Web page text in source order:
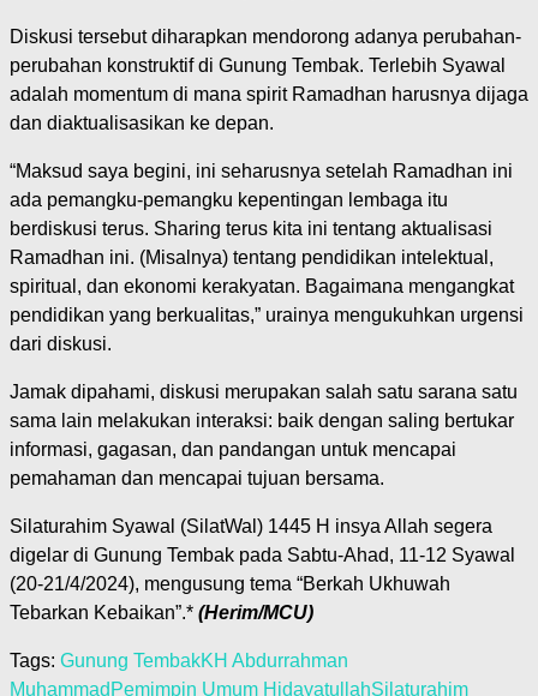
Diskusi tersebut diharapkan mendorong adanya perubahan-
perubahan konstruktif di Gunung Tembak. Terlebih Syawal
adalah momentum di mana spirit Ramadhan harusnya dijaga
dan diaktualisasikan ke depan.
“Maksud saya begini, ini seharusnya setelah Ramadhan ini
ada pemangku-pemangku kepentingan lembaga itu
berdiskusi terus. Sharing terus kita ini tentang aktualisasi
Ramadhan ini. (Misalnya) tentang pendidikan intelektual,
spiritual, dan ekonomi kerakyatan. Bagaimana mengangkat
pendidikan yang berkualitas,” urainya mengukuhkan urgensi
dari diskusi.
Jamak dipahami, diskusi merupakan salah satu sarana satu
sama lain melakukan interaksi: baik dengan saling bertukar
informasi, gagasan, dan pandangan untuk mencapai
pemahaman dan mencapai tujuan bersama.
Silaturahim Syawal (SilatWal) 1445 H insya Allah segera
digelar di Gunung Tembak pada Sabtu-Ahad, 11-12 Syawal
(20-21/4/2024), mengusung tema “Berkah Ukhuwah
Tebarkan Kebaikan”.* (Herim/MCU)
Tags: Gunung TembakKH Abdurrahman
Muhammad Pemimpin Umum HidayatullahSilaturahim